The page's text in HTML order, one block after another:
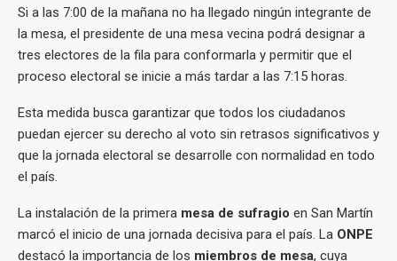
Si a las 7:00 de la mañana no ha llegado ningún integrante de
la mesa, el presidente de una mesa vecina podrá designar a
tres electores de la fila para conformarla y permitir que el
proceso electoral se inicie a más tardar a las 7:15 horas.
Esta medida busca garantizar que todos los ciudadanos
puedan ejercer su derecho al voto sin retrasos significativos y
que la jornada electoral se desarrolle con normalidad en todo
el país.
La instalación de la primera mesa de sufragio en San Martín
marcó el inicio de una jornada decisiva para el país. La ONPE
destacó la importancia de los miembros de mesa, cuya